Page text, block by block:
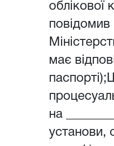
облікової
повідомив
має
на
установи,